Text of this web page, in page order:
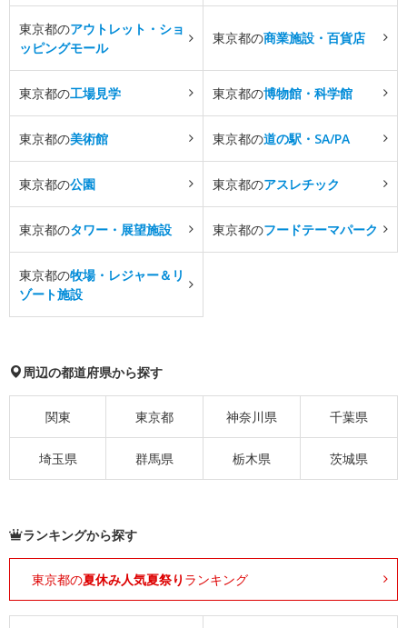
東京都のアウトレット・ショ
ッピングモール
東京都の商業施設・百貨店
東京都の工場見学 東京都の博物館・科学館
東京都の美術館 東京都の道の駅・SA/PA
東京都の公園 東京都のアスレチック
東京都のタワー・展望施設 東京都のフードテーマパーク
東京都の牧場・レジャー＆リ
ゾート施設
周辺の都道府県から探す
関東 東京都 神奈川県 千葉県
埼玉県 群馬県 栃木県 茨城県
ランキングから探す
東京都の夏休み人気夏祭り ランキング